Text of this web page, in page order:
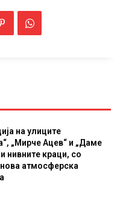
на улиците
„Мирче Ацев“ и „Даме
нивните краци, со
атмосферска